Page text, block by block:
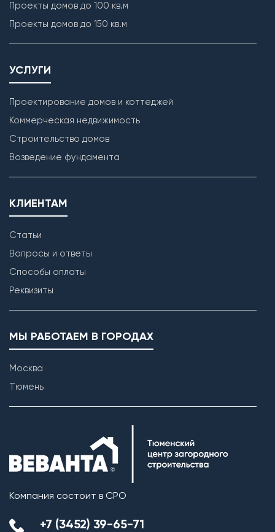
Проекты домов до 100 кв.м
Проекты домов до 150 кв.м
УСЛУГИ
Проектирование домов и коттеджей
Коммерческая недвижимость
Строительство домов
Возведение фундамента
КЛИЕНТАМ
Статьи
Вопросы и ответы
Способы оплаты
Реквизиты
МЫ РАБОТАЕМ В ГОРОДАХ
Москва
Тюмень
Компания состоит в СРО
+7 (3452) 39-65-71